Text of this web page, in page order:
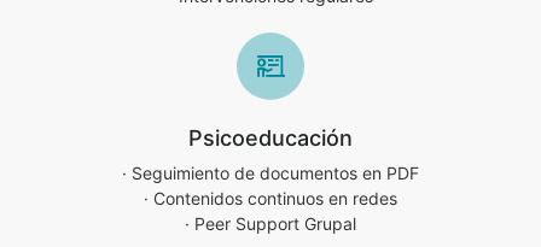
Psicoeducación
· Seguimiento de documentos en PDF
· Contenidos continuos en redes
· Peer Support Grupal